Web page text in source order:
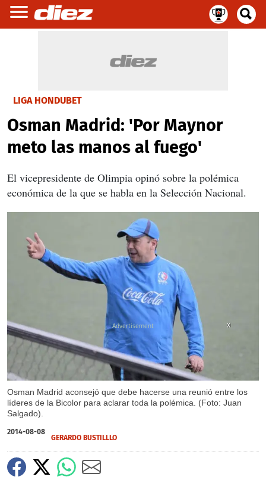
LIGA HONDUBET
Osman Madrid: 'Por Maynor
meto las manos al fuego'
El vicepresidente de Olimpia opinó sobre la polémica
económica de la que se habla en la Selección Nacional.
Osman Madrid aconsejó que debe hacerse una reunió entre los
líderes de la Bicolor para aclarar toda la polémica. (Foto: Juan
Salgado).
X
2014-08-08
GERARDO BUSTILLLO